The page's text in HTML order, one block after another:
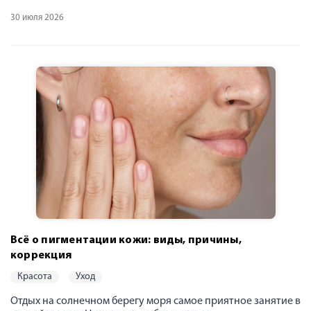
30 июля 2026
Всё о пигментации кожи: виды, причины,
коррекция
красота уход
Отдых на солнечном берегу моря самое приятное занятие в